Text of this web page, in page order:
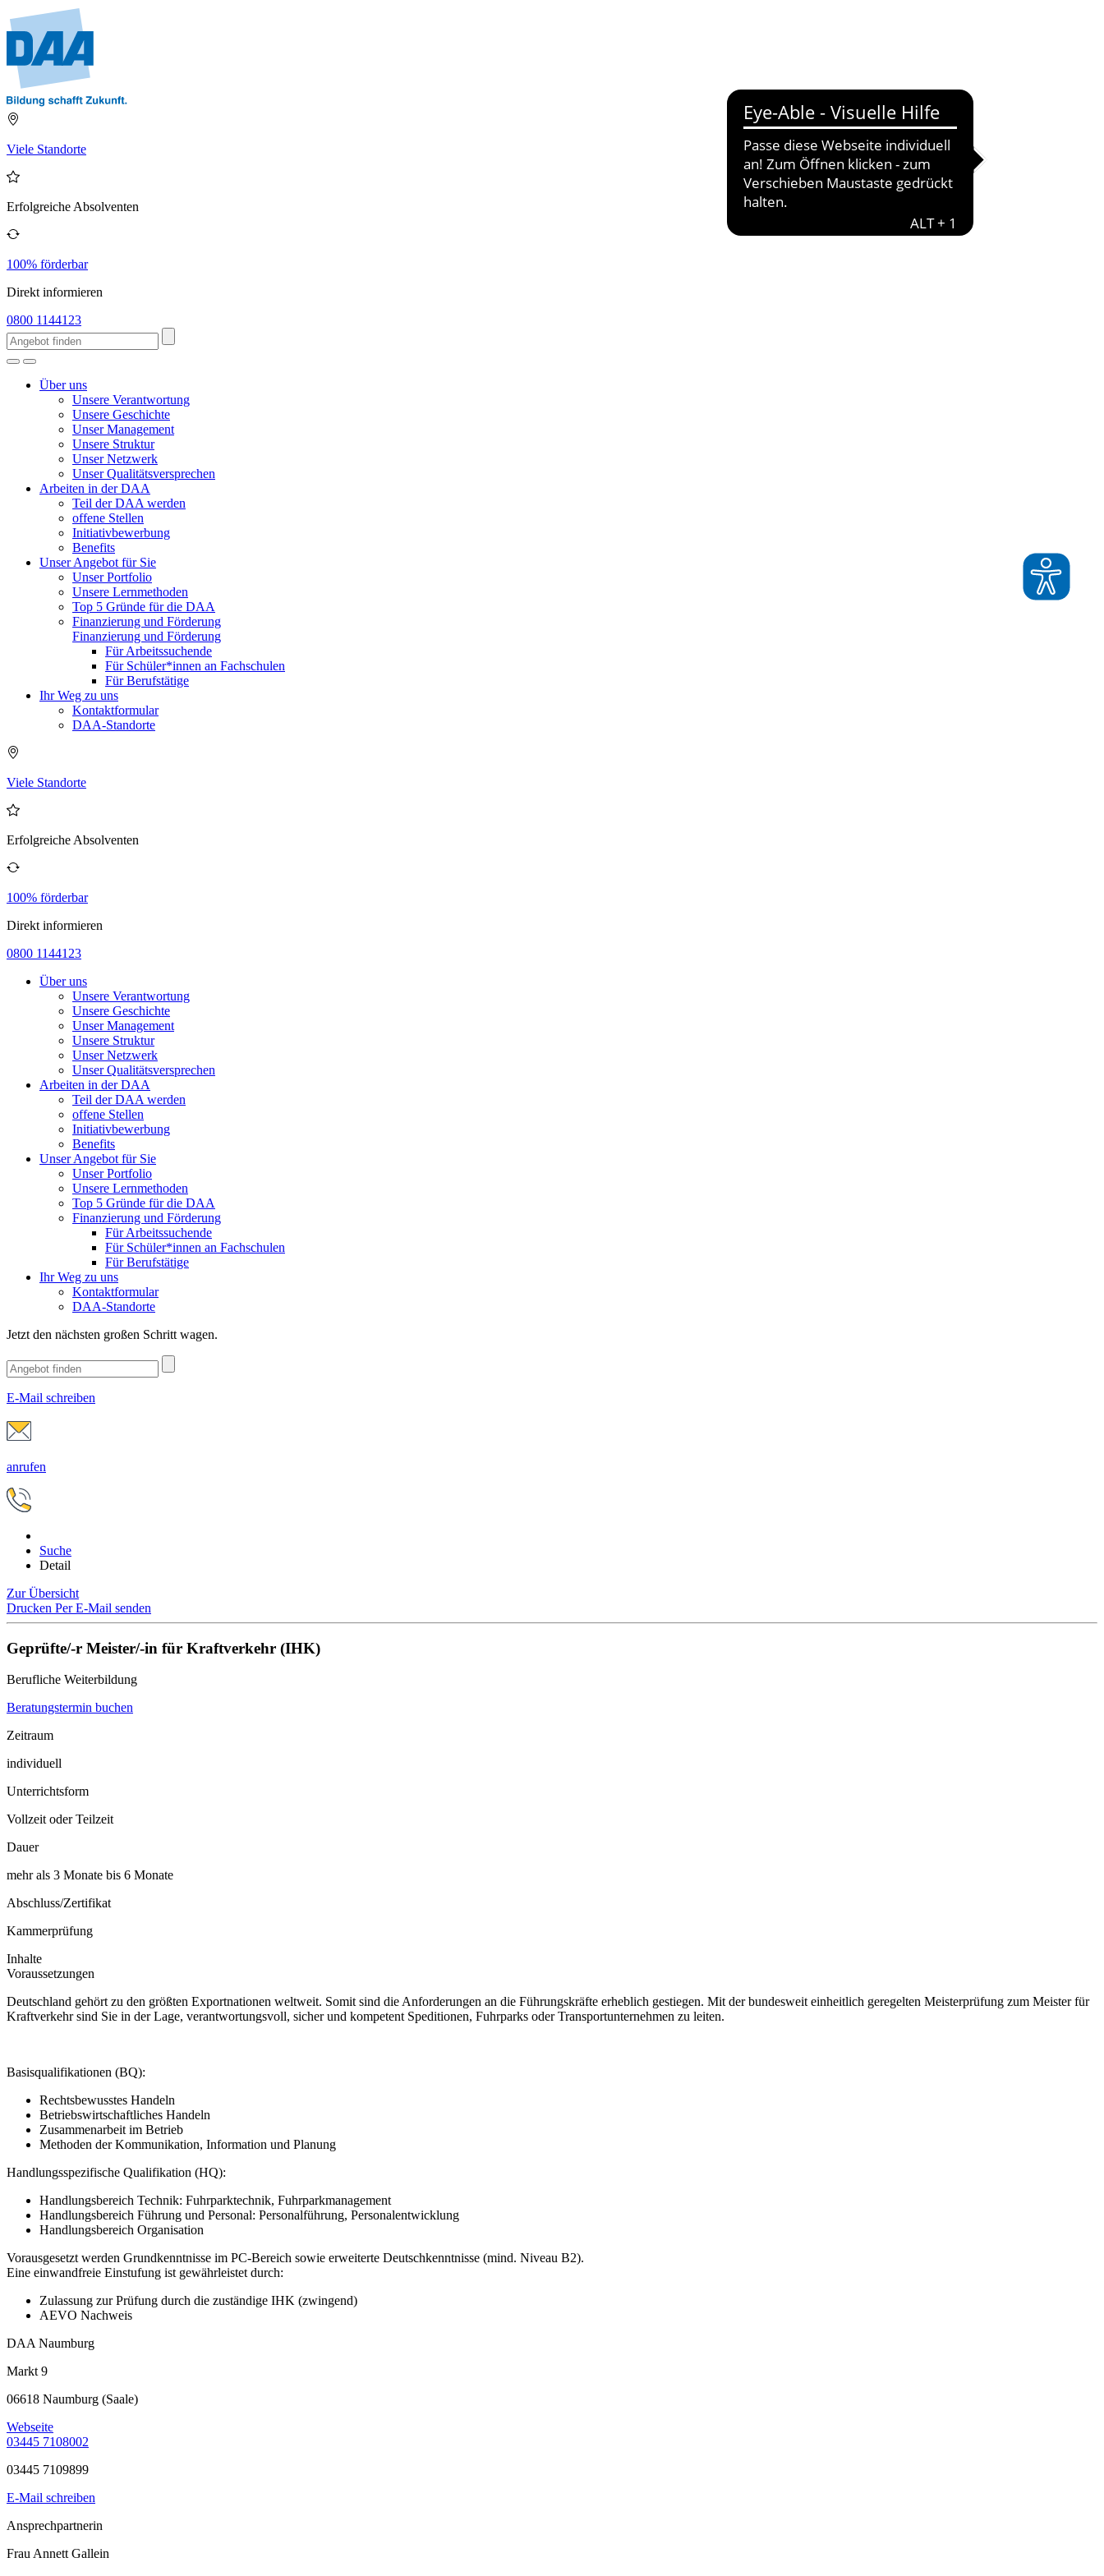
Viele Standorte
Erfolgreiche Absolventen
100% förderbar
Direkt informieren
0800 1144123
Über uns
Unsere Verantwortung
Unsere Geschichte
Unser Management
Unsere Struktur
Unser Netzwerk
Unser Qualitätsversprechen
Arbeiten in der DAA
Teil der DAA werden
offene Stellen
Initiativbewerbung
Benefits
Unser Angebot für Sie
Unser Portfolio
Unsere Lernmethoden
Top 5 Gründe für die DAA
Finanzierung und Förderung
Finanzierung und Förderung
Für Arbeitssuchende
Für Schüler*innen an Fachschulen
Für Berufstätige
Ihr Weg zu uns
Kontaktformular
DAA-Standorte
Viele Standorte
Erfolgreiche Absolventen
100% förderbar
Direkt informieren
0800 1144123
Über uns
Unsere Verantwortung
Unsere Geschichte
Unser Management
Unsere Struktur
Unser Netzwerk
Unser Qualitätsversprechen
Arbeiten in der DAA
Teil der DAA werden
offene Stellen
Initiativbewerbung
Benefits
Unser Angebot für Sie
Unser Portfolio
Unsere Lernmethoden
Top 5 Gründe für die DAA
Finanzierung und Förderung
Für Arbeitssuchende
Für Schüler*innen an Fachschulen
Für Berufstätige
Ihr Weg zu uns
Kontaktformular
DAA-Standorte
Jetzt den nächsten großen Schritt wagen.
E-Mail schreiben
anrufen
Suche
Detail
Zur Übersicht
Drucken Per E-Mail senden
Geprüfte/-r Meister/-in für Kraftverkehr (IHK)
Berufliche Weiterbildung
Beratungstermin buchen
Zeitraum
individuell
Unterrichtsform
Vollzeit oder Teilzeit
Dauer
mehr als 3 Monate bis 6 Monate
Abschluss/Zertifikat
Kammerprüfung
Inhalte
Voraussetzungen
Deutschland gehört zu den größten Exportnationen weltweit. Somit sind die Anforderungen an die Führungskräfte erheblich gestiegen. Mit der bundesweit einheitlich geregelten Meisterprüfung zum Meister für
Kraftverkehr sind Sie in der Lage, verantwortungsvoll, sicher und kompetent Speditionen, Fuhrparks oder Transportunternehmen zu leiten.
Basisqualifikationen (BQ):
Rechtsbewusstes Handeln
Betriebswirtschaftliches Handeln
Zusammenarbeit im Betrieb
Methoden der Kommunikation, Information und Planung
Handlungsspezifische Qualifikation (HQ):
Handlungsbereich Technik: Fuhrparktechnik, Fuhrparkmanagement
Handlungsbereich Führung und Personal: Personalführung, Personalentwicklung
Handlungsbereich Organisation
Vorausgesetzt werden Grundkenntnisse im PC-Bereich sowie erweiterte Deutschkenntnisse (mind. Niveau B2).
Eine einwandfreie Einstufung ist gewährleistet durch:
Zulassung zur Prüfung durch die zuständige IHK (zwingend)
AEVO Nachweis
DAA Naumburg
Markt 9
06618 Naumburg (Saale)
Webseite
03445 7108002
03445 7109899
E-Mail schreiben
Ansprechpartnerin
Frau Annett Gallein